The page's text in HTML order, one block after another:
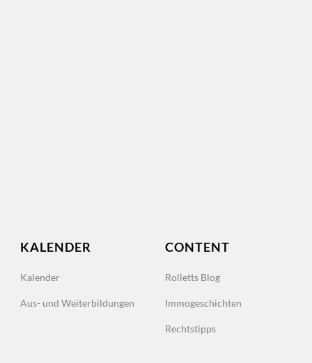
KALENDER
Kalender
Aus- und Weiterbildungen
CONTENT
Rolletts Blog
Immogeschichten
Rechtstipps